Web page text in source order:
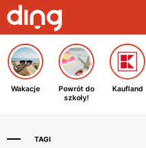
Wakacje
Powrót do
szkoły!
Kaufland
TAGI